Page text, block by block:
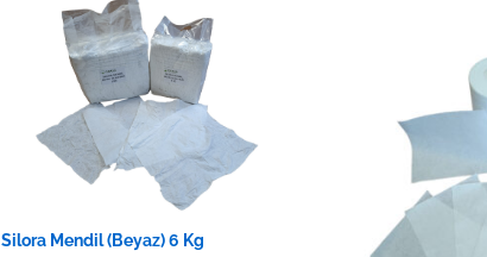
Silora Mendil (Beyaz) 6 Kg